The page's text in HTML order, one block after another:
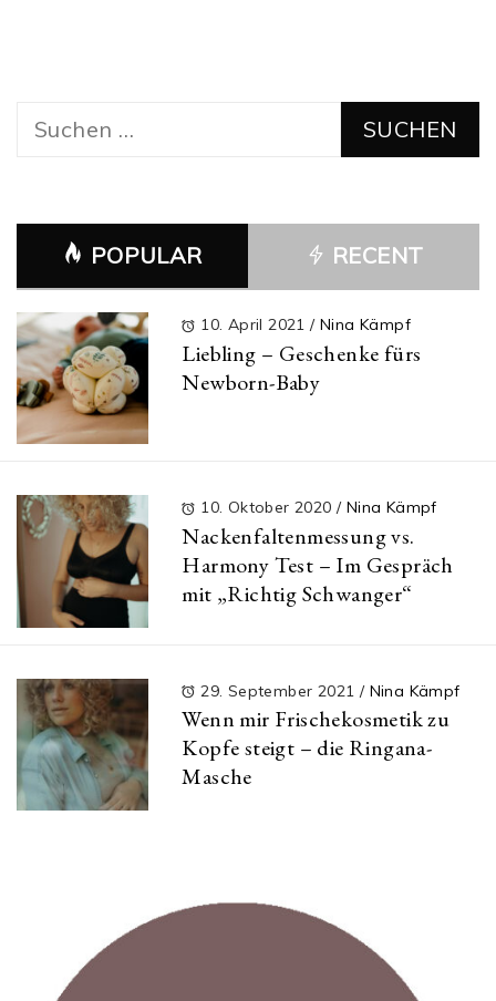
Suchen
POPULAR RECENT
10. April 2021/ Nina Kämpf
Liebling – Geschenke fürs
Newborn-Baby
10. Oktober 2020 / Nina Kämpf
Nackenfaltenmessung vs.
Harmony Test – Im Gespräch
mit „Richtig Schwanger“
29. September 2021 / Nina Kämpf
Wenn mir Frischekosmetik zu
Kopfe steigt – die Ringana-
Masche